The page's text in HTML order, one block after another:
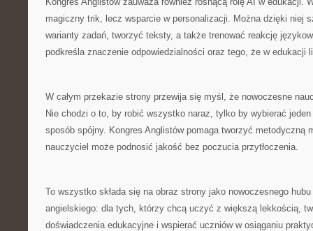
magiczny trik, lecz wsparcie w personalizacji. Można dzięki niej
warianty zadań, tworzyć teksty, a także trenować reakcję
podkreśla znaczenie odpowiedzialności oraz tego, że w edukacji
W całym przekazie strony przewija się myśl, że nowoczesne
Nie chodzi o to, by robić wszystko naraz, tylko by wybierać jeden
sposób spójny. Kongres Anglistów pomaga tworzyć metodyczną
nauczyciel może podnosić jakość bez poczucia przytłoczenia.
To wszystko składa się na obraz strony jako nowoczesnego
angielskiego: dla tych, którzy chcą uczyć z większą lekkością,
doświadczenia edukacyjne i wspierać uczniów w osiąganiu